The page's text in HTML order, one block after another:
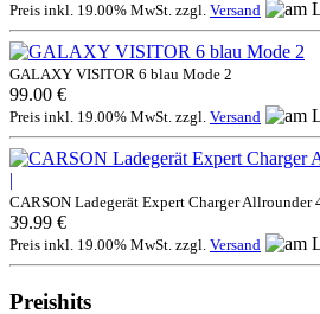
Preis inkl. 19.00% MwSt. zzgl. Versand
GALAXY VISITOR 6 blau Mode 2
99.00 €
Preis inkl. 19.00% MwSt. zzgl. Versand
CARSON Ladegerät Expert Charger Allrounder
39.99 €
Preis inkl. 19.00% MwSt. zzgl. Versand
Preishits